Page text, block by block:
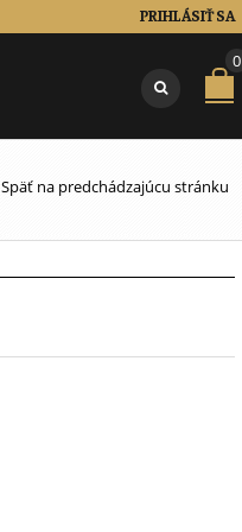
PRIHLÁSIŤ SA
0
Späť na predchádzajúcu stránku